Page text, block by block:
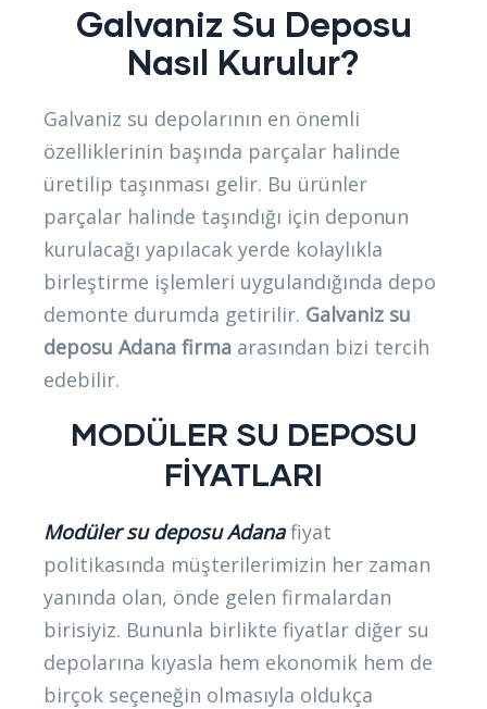
Galvaniz Su Deposu
Nasıl Kurulur?
Galvaniz su depolarının en önemli
özelliklerinin başında parçalar halinde
üretilip taşınması gelir. Bu ürünler
parçalar halinde taşındığı için deponun
kurulacağı yapılacak yerde kolaylıkla
birleştirme işlemleri uygulandığında depo
demonte durumda getirilir. Galvaniz su
deposu Adana firma arasından bizi tercih
edebilir.
MODÜLER SU DEPOSU
FİYATLARI
Modüler su deposu Adanafiyat
politikasında müşterilerimizin her zaman
yanında olan, önde gelen firmalardan
birisiyiz. Bununla birlikte fiyatlar diğer su
depolarına kıyasla hem ekonomik hem de
birçok seçeneğin olmasıyla oldukça